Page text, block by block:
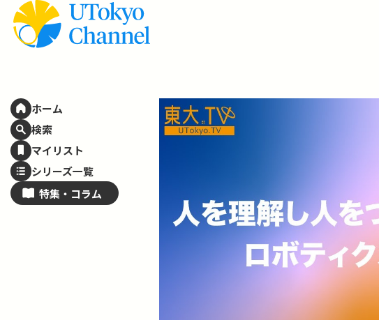
ホーム
検索
マイリスト
シリーズ一覧
特集・ コラム